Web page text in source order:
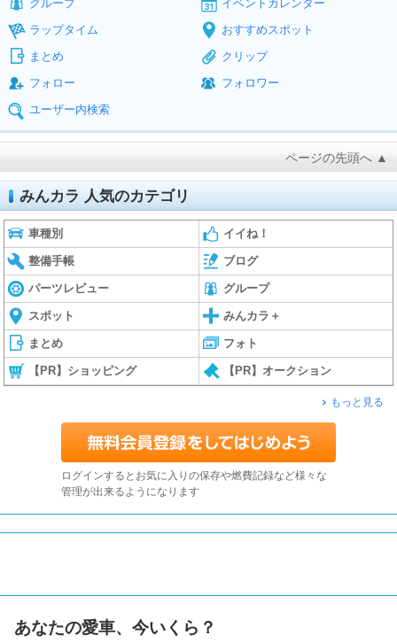
グループ
イベントカレンダー
ラップタイム
おすすめスポット
まとめ
クリップ
フォロー
フォロワー
ユーザー内検索
ページの先頭へ ▲
みんカラ 人気のカテゴリ
車種別 イイね！
整備手帳 ブログ
パーツレビュー グループ
スポット みんカラ＋
まとめ フォト
【PR】ショッピング 【PR】オークション
もっと見る
ログインするとお気に入りの保存や燃費記録など様々な
管理が出来るようになります
あなたの愛車、今いくら？